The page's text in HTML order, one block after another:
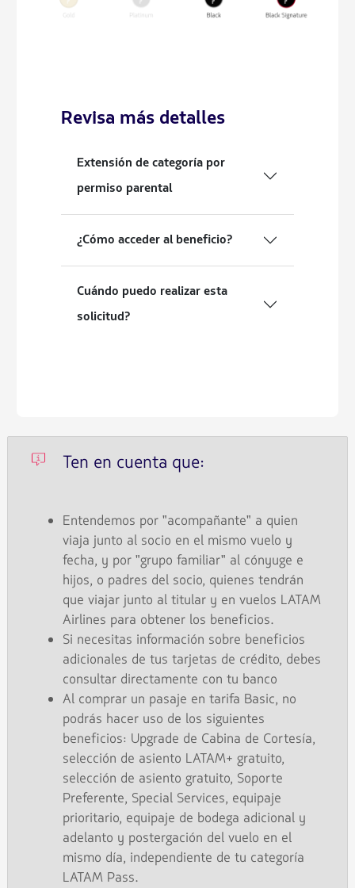
Revisa más detalles
Extensión de categoría por
permiso parental
¿Cómo acceder al beneficio?
Cuándo puedo realizar esta
solicitud?
Ten en cuenta que:
Entendemos por "acompañante" a quien
viaja junto al socio en el mismo vuelo y
fecha, y por "grupo familiar" al cónyuge e
hijos, o padres del socio, quienes tendrán
que viajar junto al titular y en vuelos LATAM
Airlines para obtener los beneficios.
Si necesitas información sobre beneficios
adicionales de tus tarjetas de crédito, debes
consultar directamente con tu banco
Al comprar un pasaje en tarifa Basic, no
podrás hacer uso de los siguientes
beneficios: Upgrade de Cabina de Cortesía,
selección de asiento LATAM+ gratuito,
selección de asiento gratuito, Soporte
Preferente, Special Services, equipaje
prioritario, equipaje de bodega adicional y
adelanto y postergación del vuelo en el
mismo día, independiente de tu categoría
LATAM Pass.